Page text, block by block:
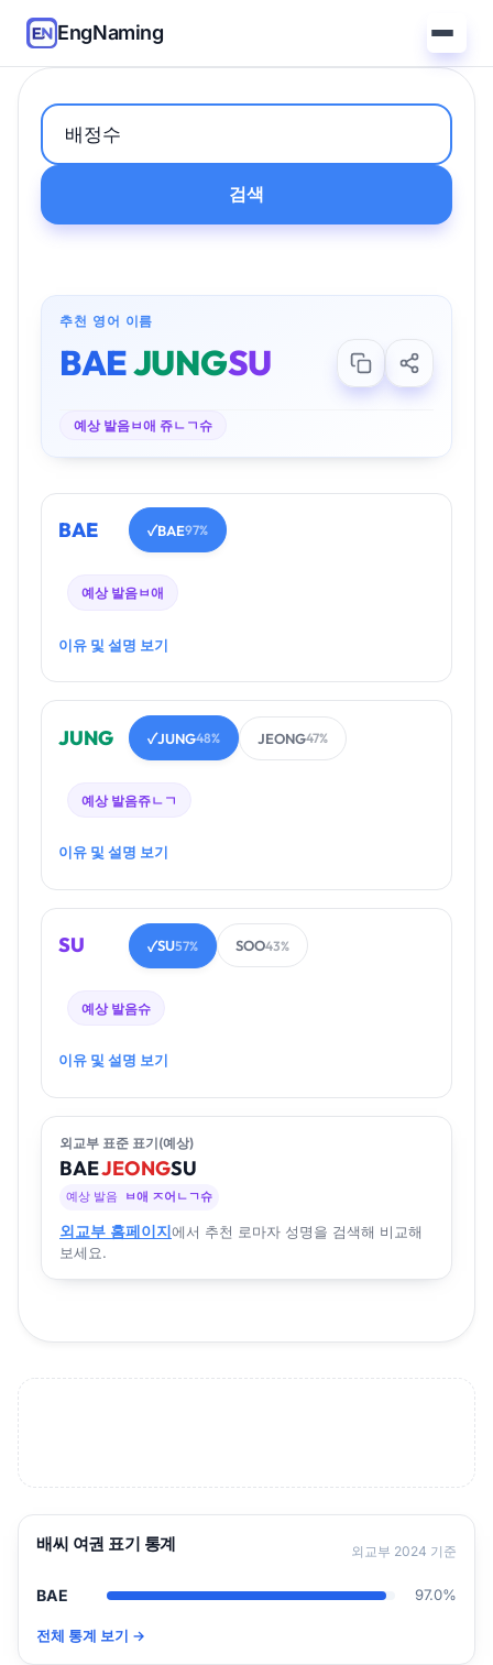
EngNaming
검색
추천 영어 이름
BAEJUNGSU
예상 발음ㅂ애 쥬ㄴㄱ슈
BAE ✓BAE97%
예상 발음ㅂ애
이유 및 설명 보기
JUNG ✓JUNG48% JEONG47%
예상 발음쥬ㄴㄱ
이유 및 설명 보기
SU ✓SU57% SOO43%
예상 발음슈
이유 및 설명 보기
외교부 표준 표기(예상)
BAEJEONGSU
예상 발음 ㅂ애 ㅈ어ㄴㄱ슈
외교부 홈페이지에서 추천 로마자 성명을 검색해 비교해
보세요.
배씨 여권 표기 통계 외교부 2024 기준
BAE 97.0%
전체 통계 보기 →